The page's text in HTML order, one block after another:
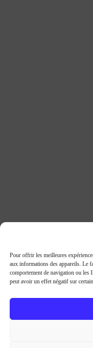
Pour offrir les meilleures
aux informations des appareils. Le
comportement de navigation ou les
peut avoir un effet négatif sur